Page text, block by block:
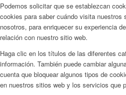
Podemos solicitar que se establezcan
cookies para saber cuándo visita
nosotros, para enriquecer su experiencia
relación con nuestro sitio web.
Haga clic en los títulos de las diferentes
información. También puede cambiar
cuenta que bloquear algunos tipos de
en nuestros sitios web y los servicios que